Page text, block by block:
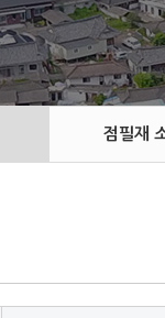
점필재